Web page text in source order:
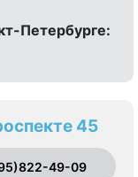
Петербурге:
45
49-09